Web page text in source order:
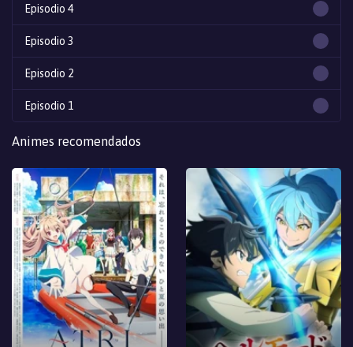
Episodio 4
Episodio 3
Episodio 2
Episodio 1
Animes recomendados